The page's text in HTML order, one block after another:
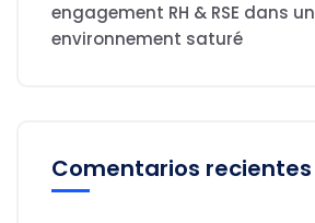
engagement RH & RSE dans un
environnement saturé
Comentarios recientes